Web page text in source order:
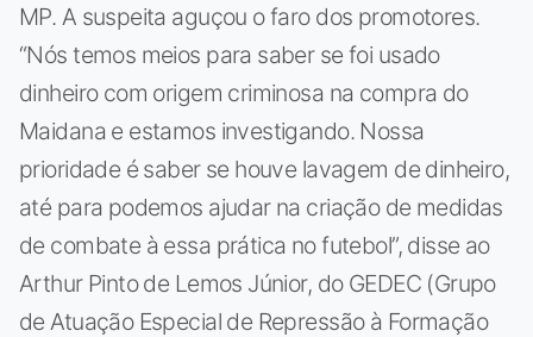
MP. A suspeita aguçou o faro dos promotores.
“Nós temos meios para saber se foi usado
dinheiro com origem criminosa na compra do
Maidana e estamos investigando. Nossa
prioridade é saber se houve lavagem de dinheiro,
até para podemos ajudar na criação de medidas
de combate à essa prática no futebol”, disse ao
Arthur Pinto de Lemos Júnior, do GEDEC (Grupo
de Atuação Especial de Repressão à Formação